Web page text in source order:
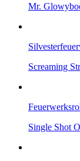
Mr.
Screaming
Single Shot